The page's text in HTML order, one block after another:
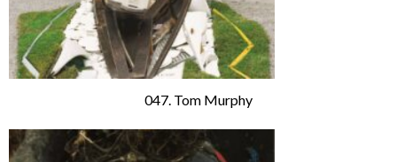
047. Tom Murphy